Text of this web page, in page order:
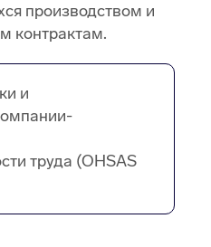
производством и
контрактам.
и
труда (OHSAS